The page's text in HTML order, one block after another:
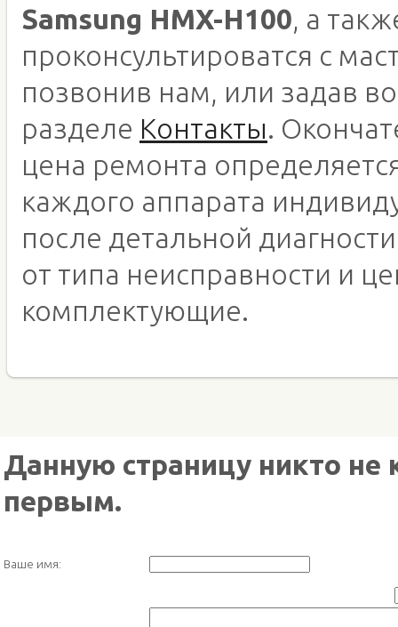
Samsung HMX-H100, а
проконсультироватся с
позвонив нам, или задав
разделе Контакты.
цена ремонта
каждого аппарата
после детальной
от типа неисправности и
комплектующие.
Данную страницу никто
первым.
Ваше имя: